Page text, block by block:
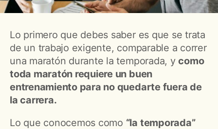
Lo primero que debes saber es que se trata
de un trabajo exigente, comparable a correr
una maratón durante la temporada, ycomo
toda maratón requiere un buen
entrenamiento para no quedarte fuera de
la carrera.
Lo que conocemos como “la temporada”